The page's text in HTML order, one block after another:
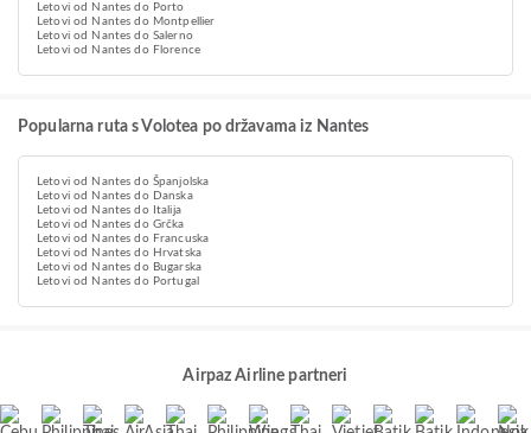
Letovi od Nantes do Porto
Letovi od Nantes do Montpellier
Letovi od Nantes do Salerno
Letovi od Nantes do Florence
Popularna ruta s Volotea po državama iz Nantes
Letovi od Nantes do Španjolska
Letovi od Nantes do Danska
Letovi od Nantes do Italija
Letovi od Nantes do Grčka
Letovi od Nantes do Francuska
Letovi od Nantes do Hrvatska
Letovi od Nantes do Bugarska
Letovi od Nantes do Portugal
Airpaz Airline partneri